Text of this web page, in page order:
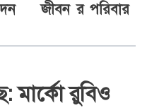
জীবন র পরিবার
মার্কো রুবিও